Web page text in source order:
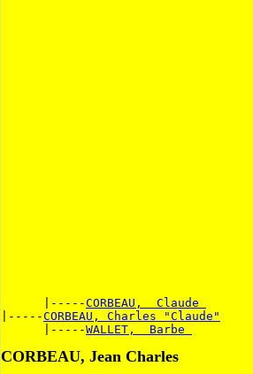
      |-----
CORBEAU,  Claude
|-----CORBEAU, Charles "Claude"
      |-----
WALLET,  Barbe
CORBEAU, Jean Charles